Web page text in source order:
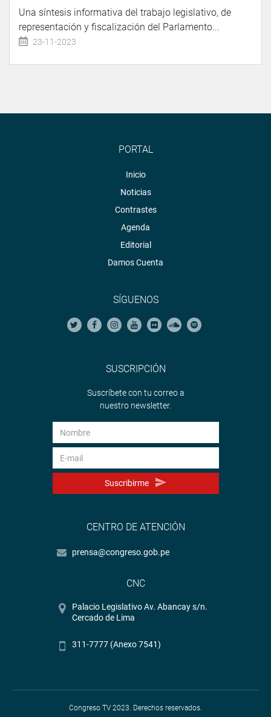
Una síntesis informativa del trabajo legislativo, de
representación y fiscalización del Parlamento...
23-11-2023
PORTAL
Inicio
Noticias
Contrastes
Agenda
Editorial
Damos Cuenta
SÍGUENOS
SUSCRIPCIÓN
Suscríbete con tu correo a
nuestro newsletter.
Suscribirme
CENTRO DE ATENCIÓN
prensa@congreso.gob.pe
CNC
Palacio Legislativo Av. Abancay s/n.
Cercado de Lima
311-7777 (Anexo 7541)
Congreso TV 2023. Derechos reservados.